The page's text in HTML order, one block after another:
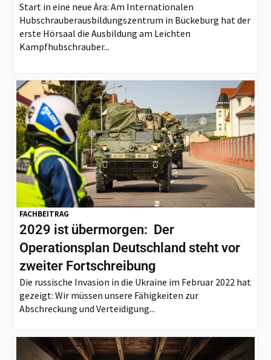
Start in eine neue Ära: Am Internationalen
Hubschrauberausbildungszentrum in Bückeburg hat der
erste Hörsaal die Ausbildung am Leichten
Kampfhubschrauber...
FACHBEITRAG
2029 ist übermorgen: Der
Operationsplan Deutschland steht vor
zweiter Fortschreibung
Die russische Invasion in die Ukraine im Februar 2022 hat
gezeigt: Wir müssen unsere Fähigkeiten zur
Abschreckung und Verteidigung...